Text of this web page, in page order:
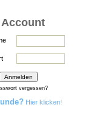
Account
vergessen?
Hier klicken!